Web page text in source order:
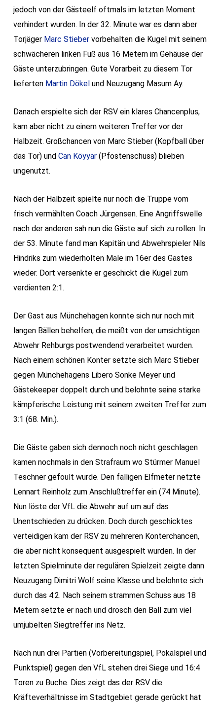
jedoch von der Gästeelf oftmals im letzten Moment
verhindert wurden. In der 32. Minute war es dann aber
Torjäger Marc Stiebervorbehalten die Kugel mit seinem
schwächeren linken Fuß aus 16 Metern im Gehäuse der
Gäste unterzubringen. Gute Vorarbeit zu diesem Tor
lieferten Martin Dökelund Neuzugang Masum Ay.
Danach erspielte sich der RSV ein klares Chancenplus,
kam aber nicht zu einem weiteren Treffer vor der
Halbzeit. Großchancen von Marc Stieber (Kopfball über
das Tor) und Can Köyyar(Pfostenschuss) blieben
ungenutzt.
Nach der Halbzeit spielte nur noch die Truppe vom
frisch vermählten Coach Jürgensen. Eine Angriffswelle
nach der anderen sah nun die Gäste auf sich zu rollen. In
der 53. Minute fand man Kapitän und Abwehrspieler Nils
Hindriks zum wiederholten Male im 16er des Gastes
wieder. Dort versenkte er geschickt die Kugel zum
verdienten 2:1.
Der Gast aus Münchehagen konnte sich nur noch mit
langen Bällen behelfen, die meißt von der umsichtigen
Abwehr Rehburgs postwendend verarbeitet wurden.
Nach einem schönen Konter setzte sich Marc Stieber
gegen Münchehagens Libero Sönke Meyer und
Gästekeeper doppelt durch und belohnte seine starke
kämpferische Leistung mit seinem zweiten Treffer zum
3:1 (68. Min.).
Die Gäste gaben sich dennoch noch nicht geschlagen
kamen nochmals in den Strafraum wo Stürmer Manuel
Teschner gefoult wurde. Den fälligen Elfmeter netzte
Lennart Reinholz zum Anschlußtreffer ein (74 Minute).
Nun löste der VfL die Abwehr auf um auf das
Unentschieden zu drücken. Doch durch geschicktes
verteidigen kam der RSV zu mehreren Konterchancen,
die aber nicht konsequent ausgespielt wurden. In der
letzten Spielminute der regulären Spielzeit zeigte dann
Neuzugang Dimitri Wolf seine Klasse und belohnte sich
durch das 4:2. Nach seinem strammen Schuss aus 18
Metern setzte er nach und drosch den Ball zum viel
umjubelten Siegtreffer ins Netz.
Nach nun drei Partien (Vorbereitungspiel, Pokalspiel und
Punktspiel) gegen den VfL stehen drei Siege und 16:4
Toren zu Buche. Dies zeigt das der RSV die
Kräfteverhältnisse im Stadtgebiet gerade gerückt hat